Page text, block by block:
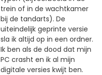
trein of in de wachtkamer
bij de tandarts). De
uiteindelijk geprinte versie
sla ik altijd op in een ordner.
Ik ben als de dood dat mijn
PC crasht en ik al mijn
digitale versies kwijt ben.